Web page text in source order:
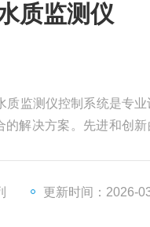
质监测仪
质监测仪控制系统是专
的解决方案。先进和创
更新时间：2026-